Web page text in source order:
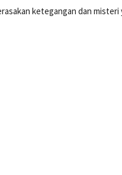
ketegangan dan misteri